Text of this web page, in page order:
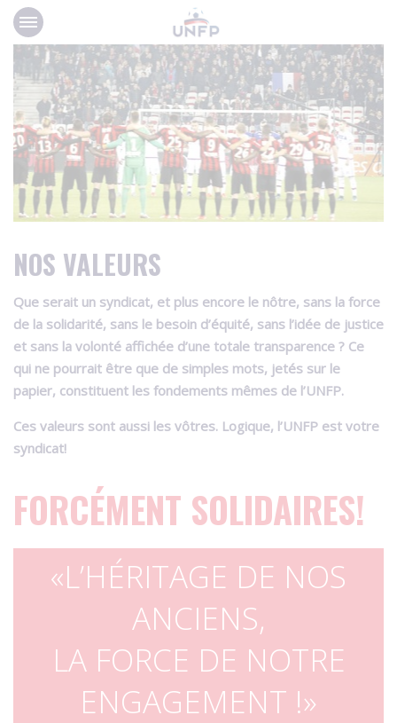
Panneau de gestion des cookies
NOS VALEURS
Que serait un syndicat, et plus encore le nôtre, sans la force
de la solidarité, sans le besoin d’équité, sans l’idée de justice
et sans la volonté affichée d’une totale transparence ? Ce
qui ne pourrait être que de simples mots, jetés sur le
papier, constituent les fondements mêmes de l’UNFP.
Ces valeurs sont aussi les vôtres. Logique, l’UNFP est votre
syndicat!
FORCÉMENT SOLIDAIRES!
L’HÉRITAGE DE NOS
ANCIENS,
LA FORCE DE NOTRE
ENGAGEMENT !